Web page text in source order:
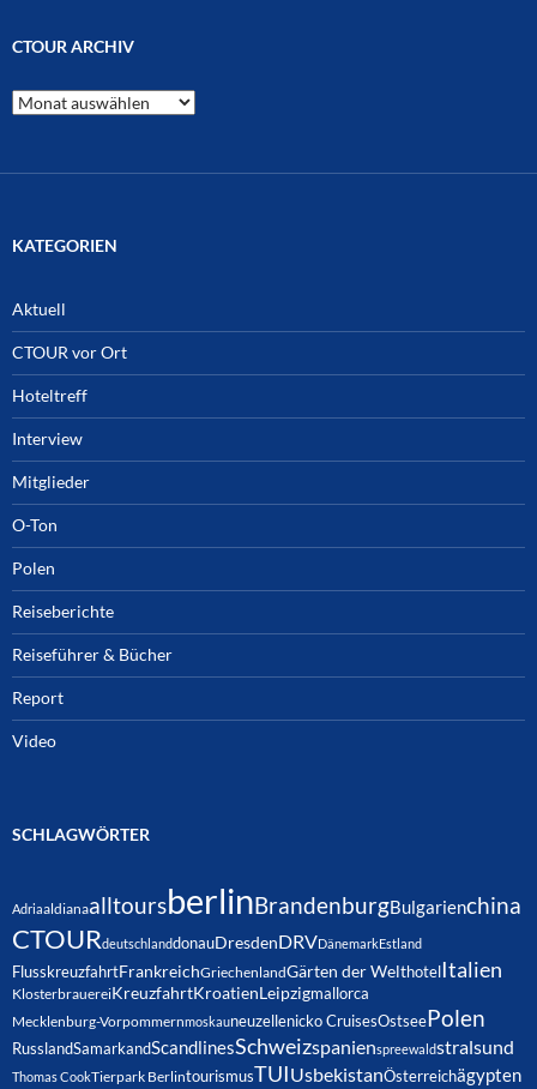
CTOUR ARCHIV
CTOUR
Archiv
KATEGORIEN
Aktuell
CTOUR vor Ort
Hoteltreff
Interview
Mitglieder
O-Ton
Polen
Reiseberichte
Reiseführer & Bücher
Report
Video
SCHLAGWÖRTER
AdriaaldianaalltoursberlinBrandenburgBulgarienchina
CTOURdeutschlanddonauDresdenDRVDänemarkEstland
FlusskreuzfahrtFrankreichGriechenlandGärten der Welthotel Italien
KlosterbrauereiKreuzfahrtKroatienLeipzigmallorca
Mecklenburg-Vorpommernmoskauneuzellenicko CruisesOstseePolen
RusslandSamarkandScandlinesSchweizspanienspreewaldstralsund
Thomas CookTierpark BerlintourismusTUIUsbekistanÖsterreichägypten